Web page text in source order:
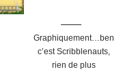
Graphiquement…ben
c’est Scribblenauts,
rien de plus